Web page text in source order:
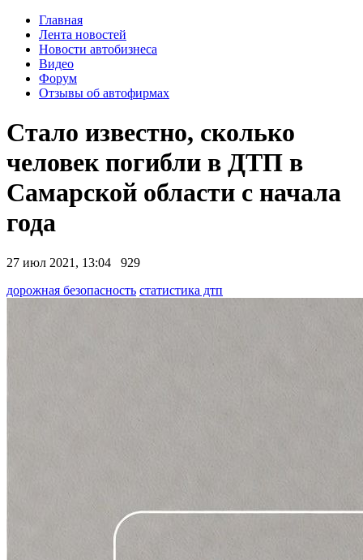
Главная
Лента новостей
Новости автобизнеса
Видео
Форум
Отзывы об автофирмах
Стало известно, сколько
человек погибли в ДТП в
Самарской области с начала
года
27 июл 2021, 13:04
929
дорожная безопасность статистика дтп